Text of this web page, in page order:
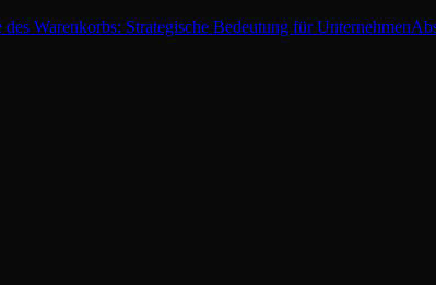
Warenkorbs: Strategische Bedeutung für Unternehmen